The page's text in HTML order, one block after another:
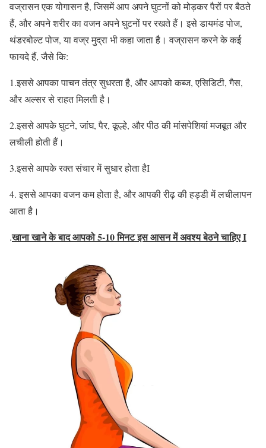
वज्रासन एक योगासन है, जिसमें आप अपने घुटनों को मोड़कर पैरों पर बैठते
हैं, और अपने शरीर का वजन अपने घुटनों पर रखते हैं। इसे डायमंड पोज,
थंडरबोल्ट पोज, या वज्र मुद्रा भी कहा जाता है। वज्रासन करने के कई
फायदे हैं, जैसे कि:
1.इससे आपका पाचन तंत्र सुधरता है, और आपको कब्ज, एसिडिटी, गैस,
और अल्सर से राहत मिलती है।
2.इससे आपके घुटने, जांघ, पैर, कूल्हे, और पीठ की मांसपेशियां मजबूत और
लचीली होती हैं।
3.इससे आपके रक्त संचार में सुधार होता हैI
4. इससे आपका वजन कम होता है, और आपकी रीढ़ की हड्डी में लचीलापन
आता है।
.खाना खाने के बाद आपको 5-10 मिनट इस आसन में अवश्य बेठने चाहिएI